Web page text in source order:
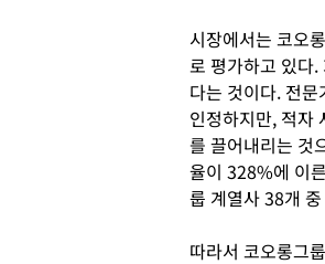
시장에서는 코오
로 평가하고 있다
다는 것이다. 전
인정하지만, 적자
를 끌어내리는 것
율이 328%에 이
룹 계열사 38개
따라서 코오롱그